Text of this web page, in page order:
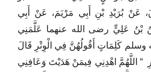
عَنْ بُرَيْدِ بْنِ أَبِي مَرْيَمَ، عَنْ أَبِي
بْنُ عَلِيٍّ رضى الله عنهما عَلَّمَنِي
وسلم كَلِمَاتٍ أَقُولُهُنَّ فِي الْوِتْرِ قَالَ
“‏ اللَّهُمَّ اهْدِنِي فِيمَنْ هَدَيْتَ وَعَافِنِي